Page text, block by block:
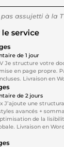
pas assujetti à la
service
de 1 jour
Je structure votre
en page propre.
Livraison en
de 2 jours
avancés +
de la
Livraison en